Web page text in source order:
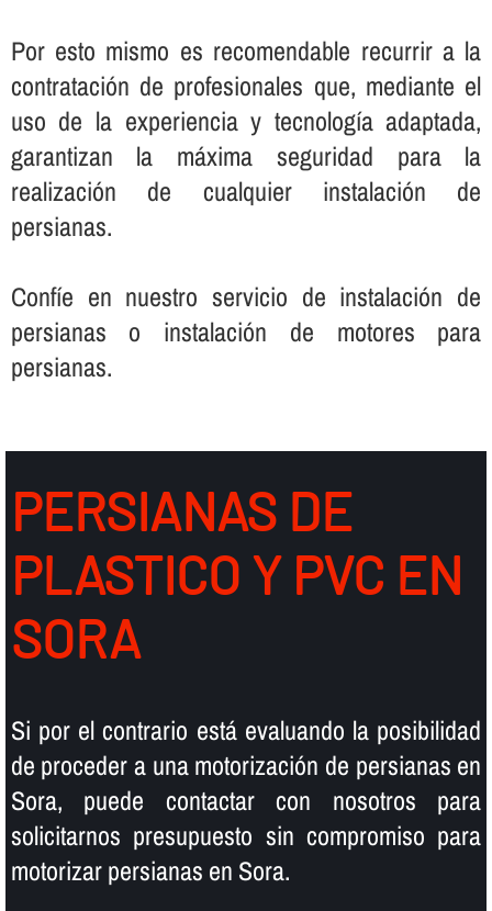
Por esto mismo es recomendable recurrir a la
contratación de profesionales que, mediante el
uso de la experiencia y tecnologí­a adaptada,
garantizan la máxima seguridad para la
realización de cualquier instalación de
persianas.
Confí­e en nuestro servicio de instalación de
persianas o instalación de motores para
persianas.
PERSIANAS DE
PLASTICO Y PVC EN
SORA
Si por el contrario está evaluando la posibilidad
de proceder a una motorización de persianas en
Sora, puede contactar con nosotros para
solicitarnos presupuesto sin compromiso para
motorizar persianas en Sora.